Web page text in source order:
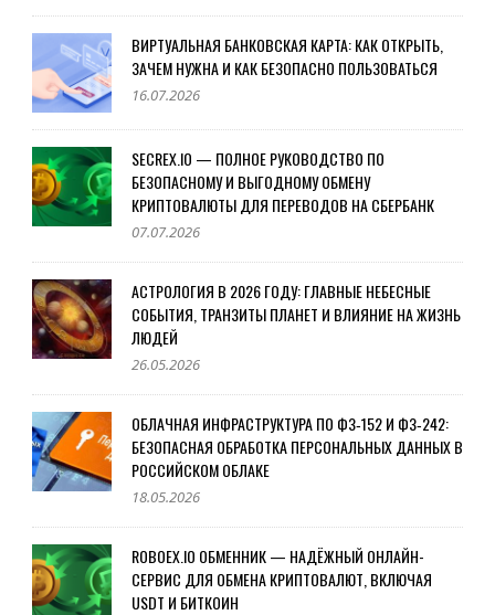
ВИРТУАЛЬНАЯ БАНКОВСКАЯ КАРТА: КАК ОТКРЫТЬ,
ЗАЧЕМ НУЖНА И КАК БЕЗОПАСНО ПОЛЬЗОВАТЬСЯ
16.07.2026
SECREX.IO — ПОЛНОЕ РУКОВОДСТВО ПО
БЕЗОПАСНОМУ И ВЫГОДНОМУ ОБМЕНУ
КРИПТОВАЛЮТЫ ДЛЯ ПЕРЕВОДОВ НА СБЕРБАНК
07.07.2026
АСТРОЛОГИЯ В 2026 ГОДУ: ГЛАВНЫЕ НЕБЕСНЫЕ
СОБЫТИЯ, ТРАНЗИТЫ ПЛАНЕТ И ВЛИЯНИЕ НА ЖИЗНЬ
ЛЮДЕЙ
26.05.2026
ОБЛАЧНАЯ ИНФРАСТРУКТУРА ПО ФЗ‑152 И ФЗ‑242:
БЕЗОПАСНАЯ ОБРАБОТКА ПЕРСОНАЛЬНЫХ ДАННЫХ В
РОССИЙСКОМ ОБЛАКЕ
18.05.2026
ROBOEX.IO ОБМЕННИК — НАДЁЖНЫЙ ОНЛАЙН-
СЕРВИС ДЛЯ ОБМЕНА КРИПТОВАЛЮТ, ВКЛЮЧАЯ
USDT И БИТКОИН